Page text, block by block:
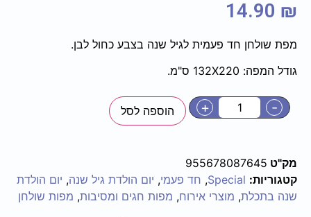
14.90 ₪
מפת שולחן חד פעמית לגיל שנה בצבע כחול לבן.
גודל המפה: 132X220 ס"מ.
-
+ הוספה לסל
מק"ט 955678087645
קטגוריות: Special
, חד פעמי, יום הולדת גיל שנה, יום הולדת
שנה בתכלת, מוצרי אירוח, מפות חגים ומסיבות, מפות שולחן